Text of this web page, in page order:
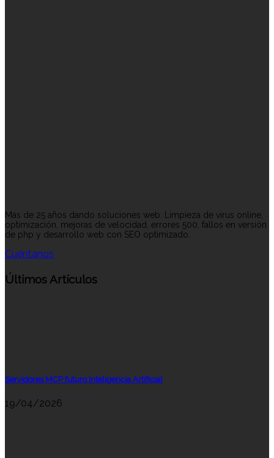
Más de 25 años dando soluciones web. Limpieza de virus online,
optimización, mejoras de velocidad, errores 500, fallos en versión
de php y desarrollo web con SEO optimizado.
Cuéntanos
Últimos Artículos
Servidores MCP futuro Inteligencia Artificial
19/04/2026